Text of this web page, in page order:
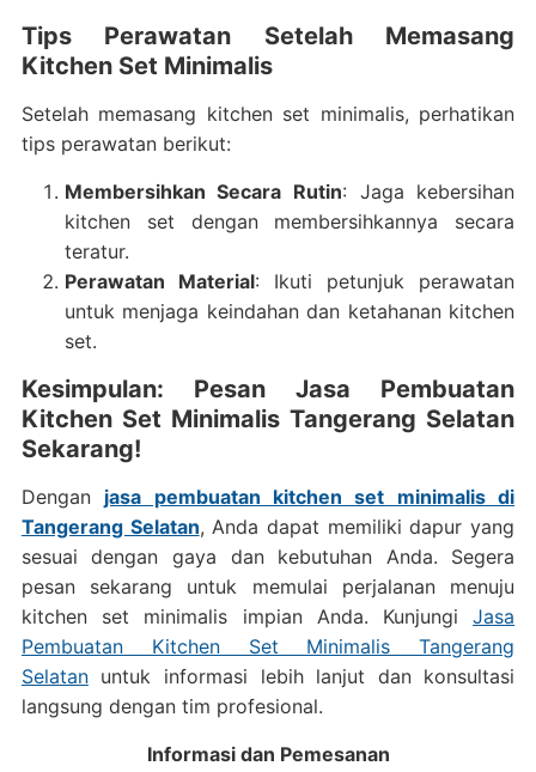
Tips Perawatan Setelah Memasang
Kitchen Set Minimalis
Setelah memasang kitchen set minimalis, perhatikan
tips perawatan berikut:
Membersihkan Secara Rutin: Jaga kebersihan
kitchen set dengan membersihkannya secara
teratur.
Perawatan Material: Ikuti petunjuk perawatan
untuk menjaga keindahan dan ketahanan kitchen
set.
Kesimpulan: Pesan Jasa Pembuatan
Kitchen Set Minimalis Tangerang Selatan
Sekarang!
Dengan jasa pembuatan kitchen set minimalis di
Tangerang Selatan, Anda dapat memiliki dapur yang
sesuai dengan gaya dan kebutuhan Anda. Segera
pesan sekarang untuk memulai perjalanan menuju
kitchen set minimalis impian Anda. KunjungiJasa
Pembuatan Kitchen Set Minimalis Tangerang
Selatanuntuk informasi lebih lanjut dan konsultasi
langsung dengan tim profesional.
Informasi dan Pemesanan